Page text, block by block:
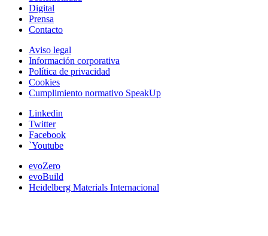
Digital
Prensa
Contacto
Aviso legal
Información corporativa
Política de privacidad
Cookies
Cumplimiento normativo SpeakUp
Linkedin
Twitter
Facebook
`Youtube
evoZero
evoBuild
Heidelberg Materials Internacional